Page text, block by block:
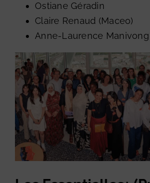
Ostiane Géradin
Claire Renaud (Maceo)
Anne-Laurence Manivong